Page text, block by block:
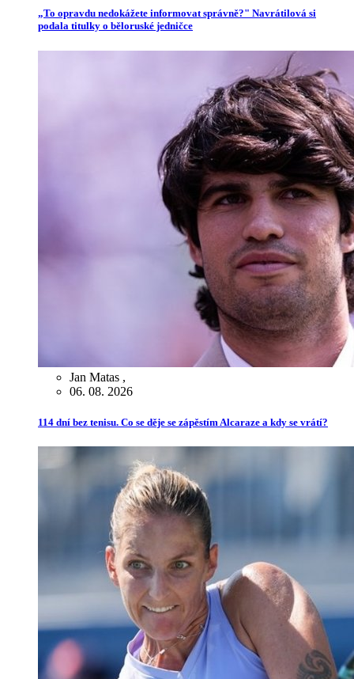
„To opravdu nedokážete informovat správně?" Navrátilová si
podala titulky o běloruské jedničce
Jan Matas ,
06. 08. 2026
114 dní bez tenisu. Co se děje se zápěstím Alcaraze a kdy se vrátí?